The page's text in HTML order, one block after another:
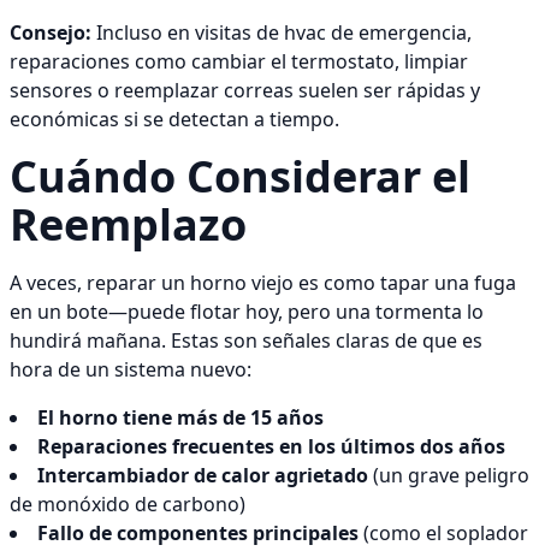
Consejo: Incluso en visitas de hvac de emergencia,
reparaciones como cambiar el termostato, limpiar
sensores o reemplazar correas suelen ser rápidas y
económicas si se detectan a tiempo.
Cuándo Considerar el
Reemplazo
A veces, reparar un horno viejo es como tapar una fuga
en un bote—puede flotar hoy, pero una tormenta lo
hundirá mañana. Estas son señales claras de que es
hora de un sistema nuevo:
El horno tiene más de 15 años
Reparaciones frecuentes en los últimos dos años
Intercambiador de calor agrietado(un grave peligro
de monóxido de carbono)
Fallo de componentes principales(como el soplador